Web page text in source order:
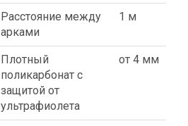
Расстояние между
арками
1 м
Плотный
поликарбонат с
защитой от
ультрафиолета
от 4 мм